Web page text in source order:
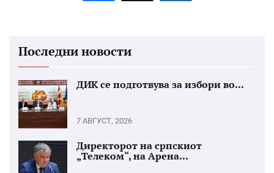
Последни новости
ДИК се подготвува за избори во...
7 АВГУСТ, 2026
Директорот на српскиот
„Телеком“, на Арена...